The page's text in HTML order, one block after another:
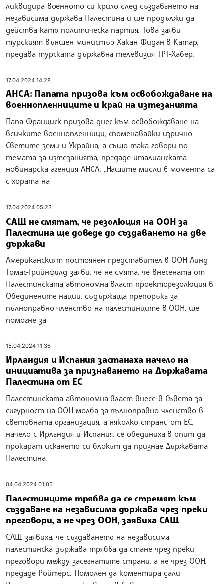
ликвидира военното си крило след създаването на
независима държава Палестина и ще продължи да
действа като политическа партия. Това заяви
турският външен министър Хакан Фидан в Катар,
предава турската държавна телевизия ТРТ-Хабер.
17.04.2024 14:28
АНСА: Папата призова към освобождаване на
военнопленниците и край на изтезанията
Папа Франциск призова днес към освобождаване на
всичките военнопленници, споменавайки изрично
Светите земи и Украйна, а също така говори по
темата за изтезанията, предаде италианската
новинарска агенция АНСА. „Нашите мисли в момента са
с хората на
17.04.2024 05:23
САЩ не смятат, че резолюция на ООН за
Палестина ще доведе до създаването на две
държави
Американският постоянен представител в ООН Линд
Томас-Грийнфилд заяви, че не смята, че внесената от
Палестинската автономна власт проекторезолюция в
Обединените нации, съдържаща препоръка за
пълноправно членство на палестинците в ООН, ще
помогне за
15.04.2024 11:36
Ирландия и Испания застанаха начело на
инициатива за признаването на Държавата
Палестина от ЕС
Палестинската автономна власт внесе в Съвета за
сигурност на ООН молба за пълноправно членство в
световната организация, а няколко страни от ЕС,
начело с Ирландия и Испания, се обединиха в опит да
прокарат искането си блокът да признае Държавата
Палестина.
04.04.2024 01:05
Палестинците трябва да се стремят към
създаване на независима държава чрез преки
преговори, а не чрез ООН, заявиха САЩ
САЩ заявиха, че създаването на независима
палестинска държава трябва да стане чрез преки
преговори между засегнатите страни, а не чрез ООН,
предаде Ройтерс. Помолен да коментира дали